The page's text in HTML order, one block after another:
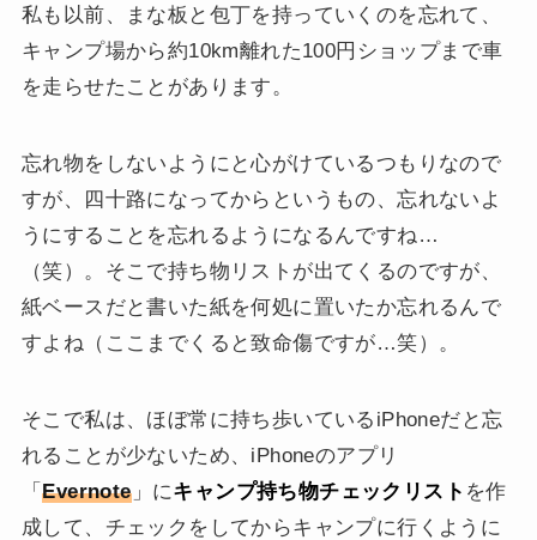
私も以前、まな板と包丁を持っていくのを忘れて、
キャンプ場から約10km離れた100円ショップまで車
を走らせたことがあります。
忘れ物をしないようにと心がけているつもりなので
すが、 四十路になってからというもの、忘れないよ
うにすることを忘れるようになるんですね…
（笑）。そこで持ち物リスト が出てくるのですが、
紙ベースだと書いた紙を何処に置いたか忘れるんで
すよね（ここまでくると致命傷ですが…笑）。
そこで私は、ほぼ常に持ち歩いているiPhoneだと忘
れることが少ないため、iPhoneのアプリ
「Evernote」にキャンプ持ち物チェックリスト を作
成して、チェックをしてからキャンプに行くように